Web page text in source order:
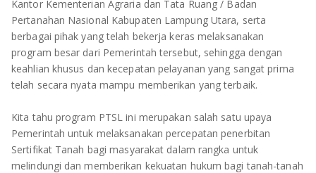
Kantor Kementerian Agraria dan Tata Ruang / Badan
Pertanahan Nasional Kabupaten Lampung Utara, serta
berbagai pihak yang telah bekerja keras melaksanakan
program besar dari Pemerintah tersebut, sehingga dengan
keahlian khusus dan kecepatan pelayanan yang sangat prima
telah secara nyata mampu memberikan yang terbaik.
Kita tahu program PTSL ini merupakan salah satu upaya
Pemerintah untuk melaksanakan percepatan penerbitan
Sertifikat Tanah bagi masyarakat dalam rangka untuk
melindungi dan memberikan kekuatan hukum bagi tanah-tanah